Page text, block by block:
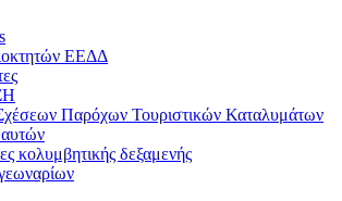
ΕΕΔΔ
Παρόχων Τουριστικών Καταλυμάτων
κολυμβητικής δεξαμενής